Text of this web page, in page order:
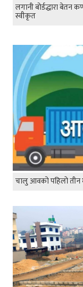
लगानी बोर्डद्धारा बेतन
स्वीकृत
चालु आवको पहिलो तीन